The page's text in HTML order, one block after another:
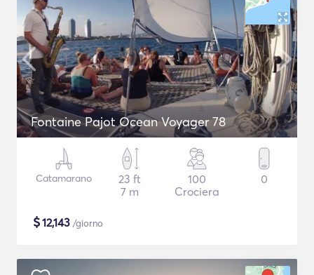
Fontaine Pajot Ocean Voyager 78
Catamarano
23 ft
7 m
100
Crociera
0
$12,143 /giorno